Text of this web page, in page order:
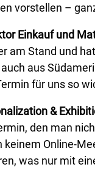
vorstellen –
Einkauf und
am Stand und
aus
für uns so
&
den man
Online-
was nur mit